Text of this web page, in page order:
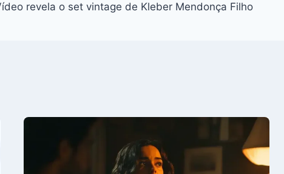
revela o set vintage de Kleber Mendonça Filho